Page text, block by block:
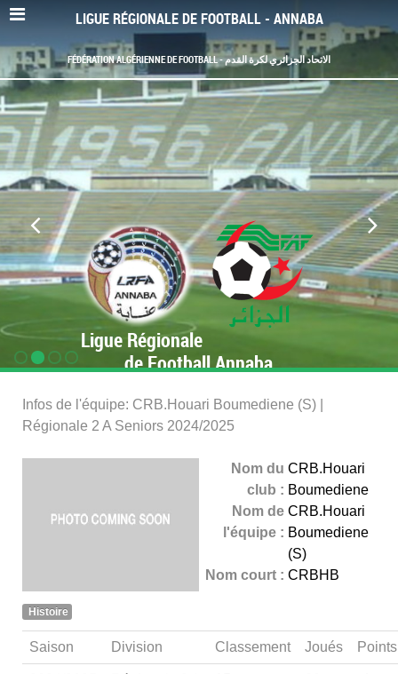
LIGUE RÉGIONALE DE FOOTBALL - ANNABA
FÉDÉRATION ALGÉRIENNE DE FOOTBALL - الاتحاد الجزائري لكرة القدم
Ligue Régionale
de Football Annaba
Infos de l'équipe: CRB.Houari Boumediene (S) |
Régionale 2 A Seniors 2024/2025
Nom du
club :
CRB.Houari
Boumediene
Nom de
l'équipe :
CRB.Houari
Boumediene
(S)
Nom court : CRBHB
Histoire
Saison Division Classement Joués Points